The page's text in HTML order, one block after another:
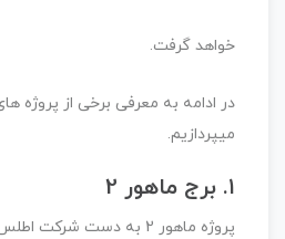
خواهد گرفت.
در ادامه به معرفی برخی از پروژه
میپردازیم.
۱. برج ماهور 2
پروژه ماهور 2 به دست